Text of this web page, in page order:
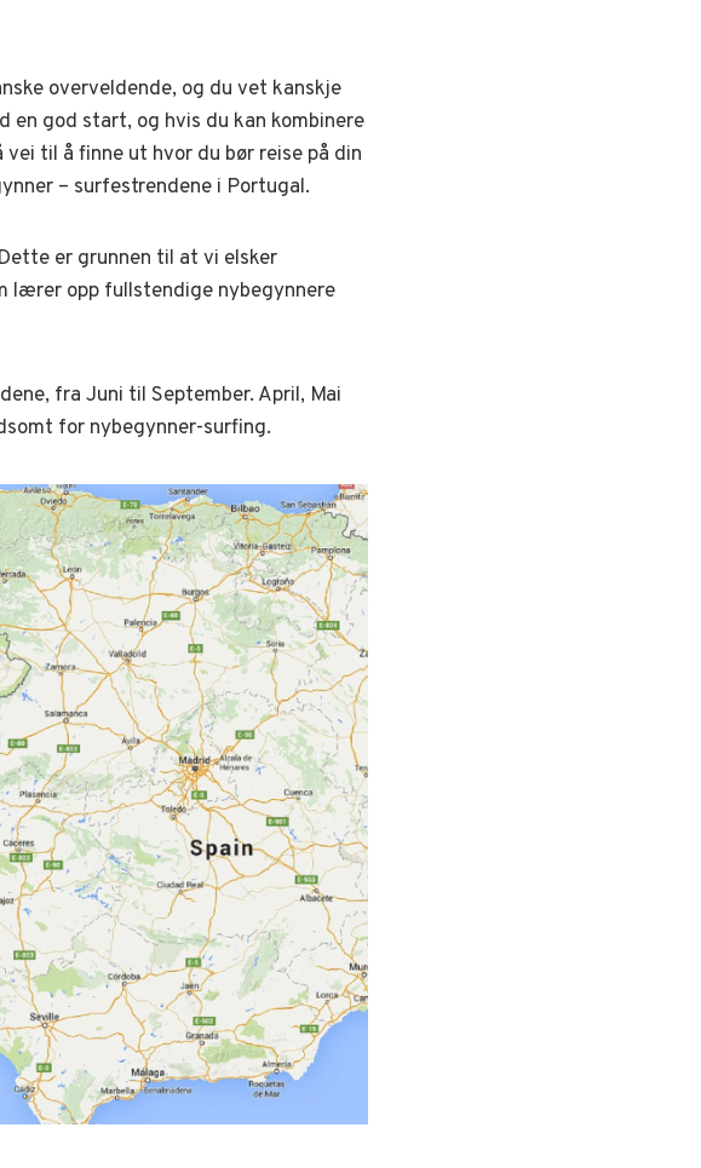
overveldende, og du vet kanskje
god start, og hvis du kan kombinere
til å finne ut hvor du bør reise på din
– surfestrendene i Portugal.
er grunnen til at vi elsker
lærer opp fullstendige nybegynnere
fra Juni til September. April, Mai
for nybegynner-surfing.